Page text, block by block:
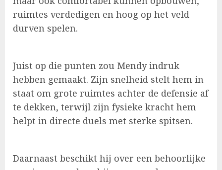
ruimtes verdedigen en hoog op het veld
durven spelen.
Juist op die punten zou Mendy indruk
hebben gemaakt. Zijn snelheid stelt hem in
staat om grote ruimtes achter de defensie af
te dekken, terwijl zijn fysieke kracht hem
helpt in directe duels met sterke spitsen.
Daarnaast beschikt hij over een behoorlijke